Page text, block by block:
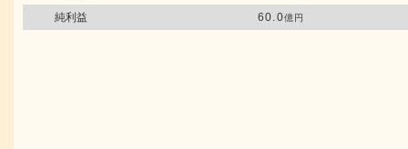
純利益 60.0億円